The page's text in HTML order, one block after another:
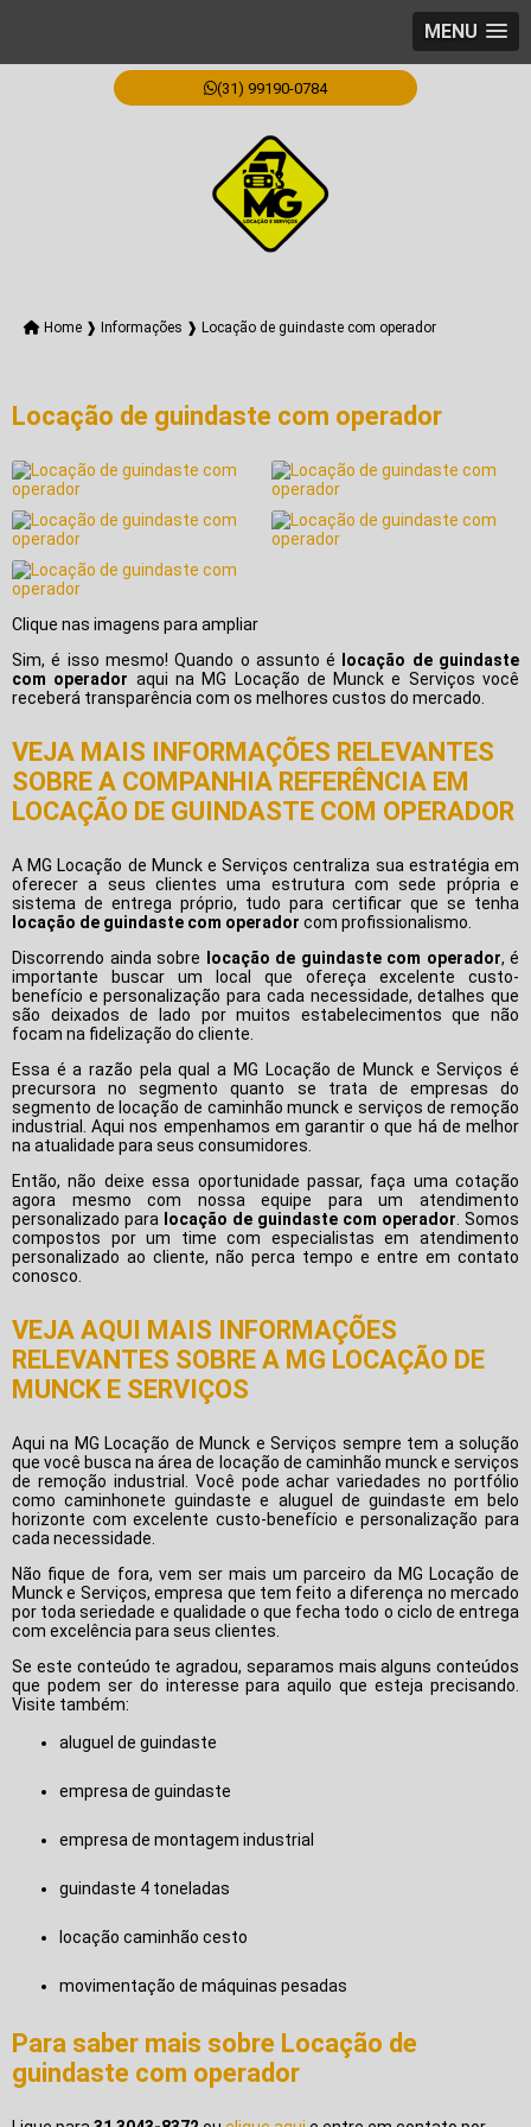
MENU
(31) 99190-0784
Home ❱ Informações ❱ Locação de guindaste com operador
Locação de guindaste com operador
Clique nas imagens para ampliar
Sim, é isso mesmo! Quando o assunto é
locação de guindaste
com operador aqui na MG Locação de Munck e Serviços você
receberá transparência com os melhores custos do mercado.
VEJA MAIS INFORMAÇÕES RELEVANTES
SOBRE A COMPANHIA REFERÊNCIA EM
LOCAÇÃO DE GUINDASTE COM OPERADOR
A MG Locação de Munck e Serviços centraliza sua estratégia em
oferecer a seus clientes uma estrutura com sede própria e
sistema de entrega próprio, tudo para certificar que se tenha
locação de guindaste com operador com profissionalismo.
Discorrendo ainda sobre
locação de guindaste com operador, é
importante buscar um local que ofereça excelente custo-
benefício e personalização para cada necessidade, detalhes que
são deixados de lado por muitos estabelecimentos que não
focam na fidelização do cliente.
Essa é a razão pela qual a MG Locação de Munck e Serviços é
precursora no segmento quanto se trata de empresas do
segmento de locação de caminhão munck e serviços de remoção
industrial. Aqui nos empenhamos em garantir o que há de melhor
na atualidade para seus consumidores.
Então, não deixe essa oportunidade passar, faça uma cotação
agora mesmo com nossa equipe para um atendimento
personalizado para
locação de guindaste com operador . Somos
compostos por um time com especialistas em atendimento
personalizado ao cliente, não perca tempo e entre em contato
conosco.
VEJA AQUI MAIS INFORMAÇÕES
RELEVANTES SOBRE A MG LOCAÇÃO DE
MUNCK E SERVIÇOS
Aqui na MG Locação de Munck e Serviços sempre tem a solução
que você busca na área de locação de caminhão munck e serviços
de remoção industrial. Você pode achar variedades no portfólio
como caminhonete guindaste e aluguel de guindaste em belo
horizonte com excelente custo-benefício e personalização para
cada necessidade.
Não fique de fora, vem ser mais um parceiro da MG Locação de
Munck e Serviços, empresa que tem feito a diferença no mercado
por toda seriedade e qualidade o que fecha todo o ciclo de entrega
com excelência para seus clientes.
Se este conteúdo te agradou, separamos mais alguns conteúdos
que podem ser do interesse para aquilo que esteja precisando.
Visite também:
aluguel de guindaste
empresa de guindaste
empresa de montagem industrial
guindaste 4 toneladas
locação caminhão cesto
movimentação de máquinas pesadas
Para saber mais sobre Locação de
guindaste com operador